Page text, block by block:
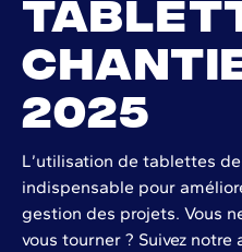
2025
L’utilisation de tablettes
indispensable pour
gestion des projets. Vous
vous tourner ? Suivez notre